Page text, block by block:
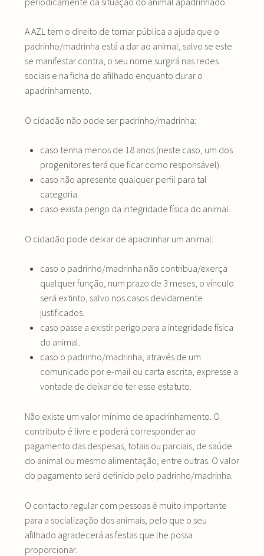
A AZL tem o direito de tornar pública a ajuda que o
padrinho/madrinha está a dar ao animal, salvo se este
se manifestar contra, o seu nome surgirá nas redes
sociais e na ficha do afilhado enquanto durar o
apadrinhamento.
O cidadão não pode ser padrinho/madrinha:
caso tenha menos de 18 anos (neste caso, um dos
progenitores terá que ficar como responsável).
caso não apresente qualquer perfil para tal
categoria.
caso exista perigo da integridade física do animal.
O cidadão pode deixar de apadrinhar um animal:
caso o padrinho/madrinha não contribua/exerça
qualquer função, num prazo de 3 meses, o vínculo
será extinto, salvo nos casos devidamente
justificados.
caso passe a existir perigo para a integridade física
do animal.
caso o padrinho/madrinha, através de um
comunicado por e-mail ou carta escrita, expresse a
vontade de deixar de ter esse estatuto.
Não existe um valor mínimo de apadrinhamento. O
contributo é livre e poderá corresponder ao
pagamento das despesas, totais ou parciais, de saúde
do animal ou mesmo alimentação, entre outras. O valor
do pagamento será definido pelo padrinho/madrinha.
O contacto regular com pessoas é muito importante
para a socialização dos animais, pelo que o seu
afilhado agradecerá as festas que lhe possa
proporcionar.